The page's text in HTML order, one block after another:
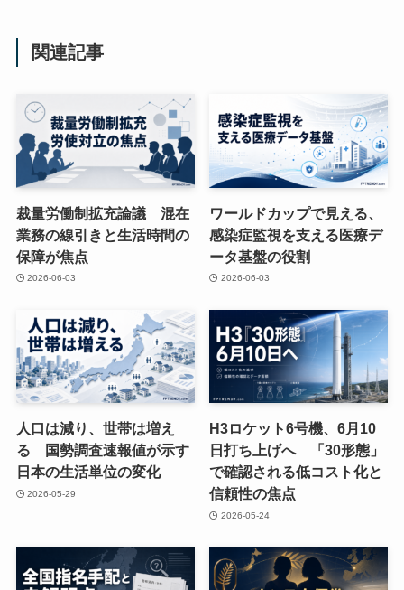
関連記事
裁量労働制拡充論議 混在
業務の線引きと生活時間の
保障が焦点
2026-06-03
ワールドカップで見える、
感染症監視を支える医療デ
ータ基盤の役割
2026-06-03
人口は減り、世帯は増え
る 国勢調査速報値が示す
日本の生活単位の変化
2026-05-29
H3ロケット6号機、6月10
日打ち上げへ 「30形態」
で確認される低コスト化と
信頼性の焦点
2026-05-24